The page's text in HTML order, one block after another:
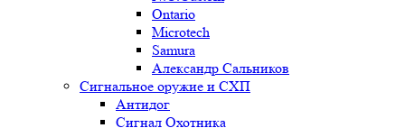
Ontario
Microtech
Samura
Александр Сальников
Сигнальное оружие и СХП
Антидог
Сигнал Охотника